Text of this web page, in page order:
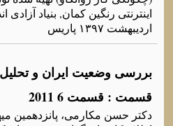
اینترنتی رنگین کمان, بنیاد آزادی
اردیبهشت ۱۳۹۷ پاریس
قسمت : قسمت 6 2011
دکتر حسن مکارمی، پانزدهمین